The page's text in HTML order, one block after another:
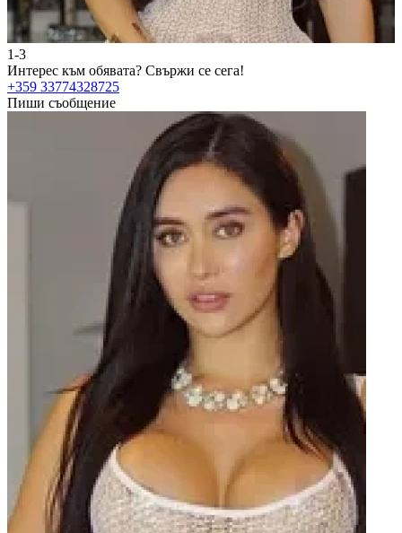
1-3
Интерес към обявата? Свържи се сега!
+359 33774328725
Пиши съобщение